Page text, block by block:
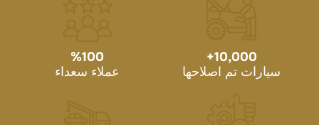
10,000
+
سيارات تم اصلاحها
100
%
عملاء سعداء